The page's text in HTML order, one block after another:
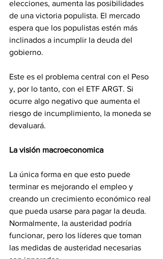
elecciones, aumenta las posibilidades
de una victoria populista. El mercado
espera que los populistas estén más
inclinados a incumplir la deuda del
gobierno.
Este es el problema central con el Peso
y, por lo tanto, con el ETF ARGT. Si
ocurre algo negativo que aumenta el
riesgo de incumplimiento, la moneda se
devaluará.
La visión macroeconomica
La única forma en que esto puede
terminar es mejorando el empleo y
creando un crecimiento económico real
que pueda usarse para pagar la deuda.
Normalmente, la austeridad podría
funcionar, pero los líderes que toman
las medidas de austeridad necesarias